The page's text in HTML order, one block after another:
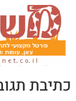
כתיבת